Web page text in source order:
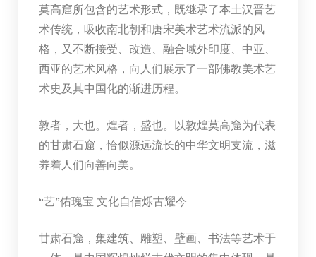
莫高窟所包含的艺术形式，既继承了本土汉晋艺
术传统，吸收南北朝和唐宋美术艺术流派的风
格，又不断接受、改造、融合域外印度、中亚、
西亚的艺术风格，向人们展示了一部佛教美术艺
术史及其中国化的渐进历程。
敦者，大也。煌者，盛也。以敦煌莫高窟为代表
的甘肃石窟，恰似源远流长的中华文明支流，滋
养着人们向善向美。
“艺”佑瑰宝 文化自信烁古耀今
甘肃石窟，集建筑、雕塑、壁画、书法等艺术于